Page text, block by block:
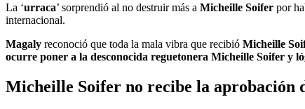
La ‘urraca’ sorprendió al no destruir más a Micheille Soifer por
internacional.
Magaly reconoció que toda la mala vibra que recibió Micheille
ocurre poner a la desconocida reguetonera Micheille Soifer y
Micheille Soifer no recibe la aprobación